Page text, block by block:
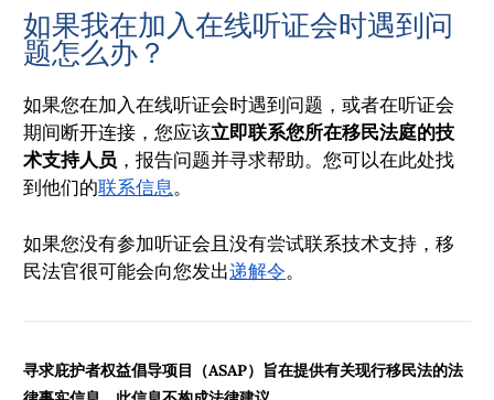
如果我在加入在线听证会时遇到问
题怎么办？
如果您在加入在线听证会时遇到问题，或者在听证会
期间断开连接，您应该立即联系您所在移民法庭的技
术支持人员 ，报告问题并寻求帮助。您可以在此处找
到他们的联系信息。
如果您没有参加听证会且没有尝试联系技术支持，移
民法官很可能会向您发出递解令。
寻求庇护者权益倡导项目（ASAP）旨在提供有关现行移民法的法